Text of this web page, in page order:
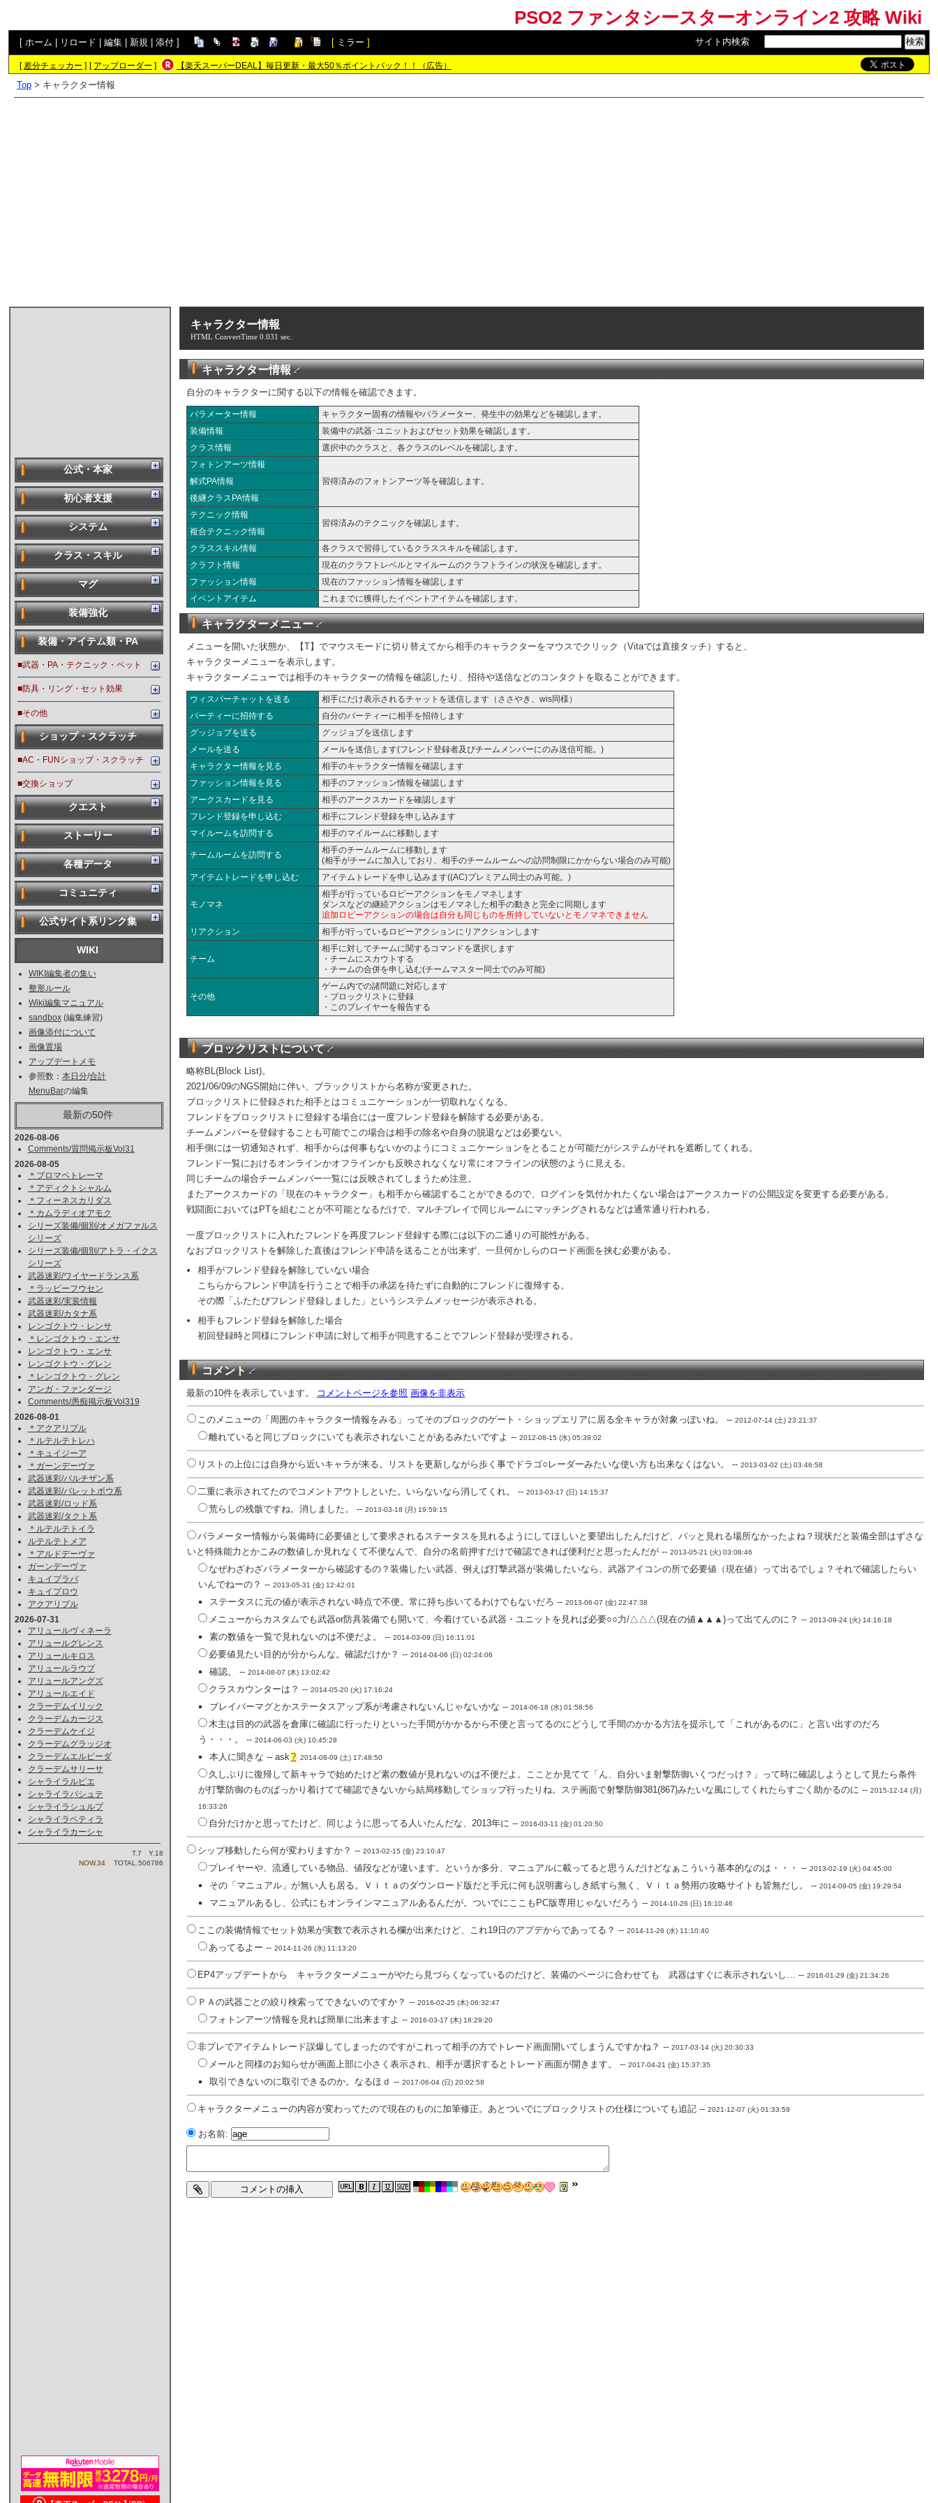
PSO2 ファンタシースターオンライン2 攻略 Wiki
[ ホーム リロード 編集 新規 添付 ] [ ミラー ] サイト内検索:
[差分チェッカー ] [ アップローダー ] 【楽天スーパーDEAL】毎日更新・最大50％ポイントバック！！（広告）
Top > キャラクター情報
公式・本家
初心者支援
システム
クラス・スキル
マグ
装備強化
装備・アイテム類・PA
■武器・PA・テクニック・ペット
■防具・リング・セット効果
■その他
ショップ・スクラッチ
■AC・FUNショップ・スクラッチ
■交換ショップ
クエスト
ストーリー
各種データ
コミュニティ
公式サイト系リンク集
WIKI
WIKI編集者の集い
整形ルール
Wiki編集マニュアル
sandbox (編集練習)
画像添付について
画像置場
アップデートメモ
参照数： 本日分/合計
MenuBarの編集
最新の50件
2026-08-06
Comments/質問掲示板Vol31
2026-08-05
＊ブロマペトレーマ
＊アディクトシャルム
＊フィーネスカリダス
＊カムラディオアモク
シリーズ装備/個別/オメガファルス
シリーズ
シリーズ装備/個別/アトラ・イクス
シリーズ
武器迷彩/ワイヤードランス系
＊ラッピーフウセン
武器迷彩/実装情報
武器迷彩/カタナ系
レンゴクトウ・レンサ
＊レンゴクトウ・エンサ
レンゴクトウ・エンサ
レンゴクトウ・グレン
＊レンゴクトウ・グレン
アンガ・ファンダージ
Comments/愚痴掲示板Vol319
2026-08-01
＊アクアリプル
＊ルテルテトレハ
＊キュイジーア
＊ガーンデーヴァ
武器迷彩/パルチザン系
武器迷彩/バレットボウ系
武器迷彩/ロッド系
武器迷彩/タクト系
＊ルテルテトイラ
ルテルテトメア
＊アルドデーヴァ
ガーンデーヴァ
キュイプラバ
キュイプロウ
アクアリプル
2026-07-31
アリュールヴィネーラ
アリュールグレンス
アリュールキロス
アリュールラウブ
アリュールアングズ
アリュールエイド
クラーデムイリック
クラーデムカージス
クラーデムケイジ
クラーデムグラッジオ
クラーデムエルピーダ
クラーデムサリーサ
シャライラルピエ
シャライラパシュテ
シャライラシュルプ
シャライラペティラ
シャライラカーシャ
T.7 Y.18
NOW.34
TOTAL.506786
キャラクター情報
HTML ConvertTime 0.031 sec.
キャラクター情報
自分のキャラクターに関する以下の情報を確認できます。
パラメーター情報
キャラクター固有の情報やパラメーター、発生中の効果などを確認します。
装備情報
装備中の武器･ユニットおよびセット効果を確認します。
クラス情報
選択中のクラスと、各クラスのレベルを確認します。
フォトンアーツ情報
習得済みのフォトンアーツ等を確認します。
解式PA情報
後継クラスPA情報
テクニック情報
習得済みのテクニックを確認します。
複合テクニック情報
クラススキル情報
各クラスで習得しているクラススキルを確認します。
クラフト情報
現在のクラフトレベルとマイルームのクラフトラインの状況を確認します。
ファッション情報
現在のファッション情報を確認します
イベントアイテム
これまでに獲得したイベントアイテムを確認します。
キャラクターメニュー
メニューを開いた状態か、【T】でマウスモードに切り替えてから相手のキャラクターをマウスでクリック（Vitaでは直接タッチ）すると、
キャラクターメニューを表示します。
キャラクターメニューでは相手のキャラクターの情報を確認したり、招待や送信などのコンタクトを取ることができます。
ウィスパーチャットを送る
相手にだけ表示されるチャットを送信します（ささやき、wis同様）
パーティーに招待する
自分のパーティーに相手を招待します
グッジョブを送る
グッジョブを送信します
メールを送る
メールを送信します(フレンド登録者及びチームメンバーにのみ送信可能。)
キャラクター情報を見る
相手のキャラクター情報を確認します
ファッション情報を見る
相手のファッション情報を確認します
アークスカードを見る
相手のアークスカードを確認します
フレンド登録を申し込む
相手にフレンド登録を申し込みます
マイルームを訪問する
相手のマイルームに移動します
チームルームを訪問する
相手のチームルームに移動します
(相手がチームに加入しており、相手のチームルームへの訪問制限にかからない場合のみ可能)
アイテムトレードを申し込む
アイテムトレードを申し込みます((AC)プレミアム同士のみ可能。)
モノマネ
相手が行っているロビーアクションをモノマネします
ダンスなどの継続アクションはモノマネした相手の動きと完全に同期します
追加ロビーアクションの場合は自分も同じものを所持していないとモノマネできません
リアクション
相手が行っているロビーアクションにリアクションします
チーム
相手に対してチームに関するコマンドを選択します
・チームにスカウトする
・チームの合併を申し込む(チームマスター同士でのみ可能)
その他
ゲーム内での諸問題に対応します
・ブロックリストに登録
・このプレイヤーを報告する
ブロックリストについて
略称BL(Block List)。
2021/06/09のNGS開始に伴い、ブラックリストから名称が変更された。
ブロックリストに登録された相手とはコミュニケーションが一切取れなくなる。
フレンドをブロックリストに登録する場合には一度フレンド登録を解除する必要がある。
チームメンバーを登録することも可能でこの場合は相手の除名や自身の脱退などは必要ない。
相手側には一切通知されず、相手からは何事もないかのようにコミュニケーションをとることが可能だがシステムがそれを遮断してくれる。
フレンド一覧におけるオンラインかオフラインかも反映されなくなり常にオフラインの状態のように見える。
同じチームの場合チームメンバー一覧には反映されてしまうため注意。
またアークスカードの「現在のキャラクター」も相手から確認することができるので、ログインを気付かれたくない場合はアークスカードの公開設定を変更する必要がある。
戦闘面においてはPTを組むことが不可能となるだけで、マルチプレイで同じルームにマッチングされるなどは通常通り行われる。
一度ブロックリストに入れたフレンドを再度フレンド登録する際には以下の二通りの可能性がある。
なおブロックリストを解除した直後はフレンド申請を送ることが出来ず、一旦何かしらのロード画面を挟む必要がある。
相手がフレンド登録を解除していない場合
こちらからフレンド申請を行うことで相手の承諾を待たずに自動的にフレンドに復帰する。
その際「ふたたびフレンド登録しました」というシステムメッセージが表示される。
相手もフレンド登録を解除した場合
初回登録時と同様にフレンド申請に対して相手が同意することでフレンド登録が受理される。
コメント
最新の10件を表示しています。 コメントページを参照 画像を非表示
このメニューの「周囲のキャラクター情報をみる」ってそのブロックのゲート・ショップエリアに居る全キャラが対象っぽいね。 -- 2012-07-14 (土) 23:21:37
離れていると同じブロックにいても表示されないことがあるみたいですよ -- 2012-08-15 (水) 05:39:02
リストの上位には自身から近いキャラが来る。リストを更新しながら歩く事でドラゴ○レーダーみたいな使い方も出来なくはない。 -- 2013-03-02 (土) 03:46:58
二重に表示されてたのでコメントアウトしといた。いらないなら消してくれ。 -- 2013-03-17 (日) 14:15:37
荒らしの残骸ですね。消しました。 -- 2013-03-18 (月) 19:59:15
パラメーター情報から装備時に必要値として要求されるステータスを見れるようにしてほしいと要望出したんだけど、パッと見れる場所なかったよね？現状だと装備全部はずさな
いと特殊能力とかこみの数値しか見れなくて不便なんで、自分の名前押すだけで確認できれば便利だと思ったんだが -- 2013-05-21 (火) 03:08:46
なぜわざわざパラメーターから確認するの？装備したい武器、例えば打撃武器が装備したいなら、武器アイコンの所で必要値（現在値）って出るでしょ？それで確認したらい
いんでねーの？ -- 2013-05-31 (金) 12:42:01
ステータスに元の値が表示されない時点で不便。常に持ち歩いてるわけでもないだろ -- 2013-06-07 (金) 22:47:38
メニューからカスタムでも武器or防具装備でも開いて、今着けている武器・ユニットを見れば必要○○力/△△△(現在の値▲▲▲)って出てんのに？ -- 2013-09-24 (火) 14:16:18
素の数値を一覧で見れないのは不便だよ。 -- 2014-03-09 (日) 16:11:01
必要値見たい目的が分からんな。確認だけか？ -- 2014-04-06 (日) 02:24:06
確認。 -- 2014-08-07 (木) 13:02:42
クラスカウンターは？ -- 2014-05-20 (火) 17:16:24
ブレイバーマグとかステータスアップ系が考慮されないんじゃないかな -- 2014-06-18 (水) 01:58:56
木主は目的の武器を倉庫に確認に行ったりといった手間がかかるから不便と言ってるのにどうして手間のかかる方法を提示して「これがあるのに」と言い出すのだろ
う・・・。 -- 2014-06-03 (火) 10:45:28
本人に聞きな -- ask ? 2014-08-09 (土) 17:48:50
久しぶりに復帰して新キャラで始めたけど素の数値が見れないのは不便だよ。こことか見てて「ん、自分いま射撃防御いくつだっけ？」って時に確認しようとして見たら条件
が打撃防御のものばっかり着けてて確認できないから結局移動してショップ行ったりね。ステ画面で射撃防御381(867)みたいな風にしてくれたらすごく助かるのに -- 2015-12-14 (月)
16:33:26
自分だけかと思ってたけど、同じように思ってる人いたんだな、2013年に -- 2016-03-11 (金) 01:20:50
シップ移動したら何が変わりますか？ -- 2013-02-15 (金) 23:10:47
プレイヤーや、流通している物品、値段などが違います。というか多分、マニュアルに載ってると思うんだけどなぁこういう基本的なのは・・・ -- 2013-02-19 (火) 04:45:00
その「マニュアル」が無い人も居る。Ｖｉｔａのダウンロード版だと手元に何も説明書らしき紙すら無く、Ｖｉｔａ勢用の攻略サイトも皆無だし。 -- 2014-09-05 (金) 19:29:54
マニュアルあるし、公式にもオンラインマニュアルあるんだが。ついでにここもPC版専用じゃないだろう -- 2014-10-26 (日) 16:10:46
ここの装備情報でセット効果が実数で表示される欄が出来たけど、これ19日のアプデからであってる？ -- 2014-11-26 (水) 11:10:40
あってるよー -- 2014-11-26 (水) 11:13:20
EP4アップデートから キャラクターメニューがやたら見づらくなっているのだけど、装備のページに合わせても 武器はすぐに表示されないし… -- 2016-01-29 (金) 21:34:26
ＰＡの武器ごとの絞り検索ってできないのですか？ -- 2016-02-25 (木) 06:32:47
フォトンアーツ情報を見れば簡単に出来ますよ -- 2016-03-17 (木) 18:29:20
非プレでアイテムトレード誤爆してしまったのですがこれって相手の方でトレード画面開いてしまうんですかね？ -- 2017-03-14 (火) 20:30:33
メールと同様のお知らせが画面上部に小さく表示され、相手が選択するとトレード画面が開きます。 -- 2017-04-21 (金) 15:37:35
取引できないのに取引できるのか。なるほｄ -- 2017-06-04 (日) 20:02:58
キャラクターメニューの内容が変わってたので現在のものに加筆修正。あとついでにブロックリストの仕様についても追記 -- 2021-12-07 (火) 01:33:59
お名前: